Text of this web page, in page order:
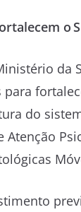
o
da
do
Atenção